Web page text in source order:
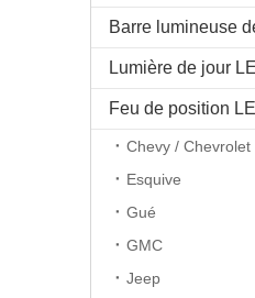
Lumière de jour
Feu de position
Chevy / Chevrolet
Esquive
Gué
GMC
Jeep